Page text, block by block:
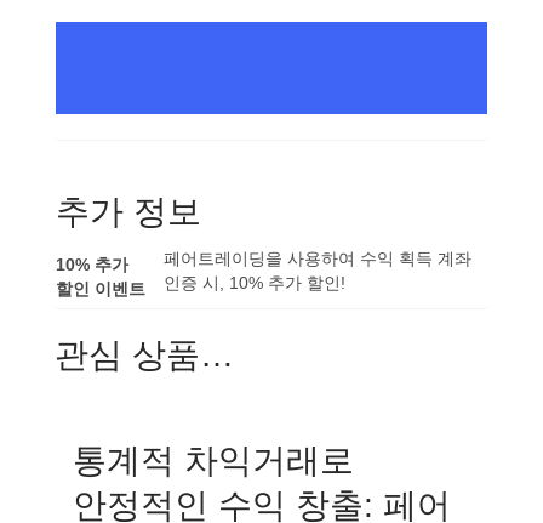
추가 정보
10% 추가
할인 이벤트
페어트레이딩을 사용하여 수익 획득 계좌
인증 시, 10% 추가 할인!
관심 상품…
통계적 차익거래로
안정적인 수익 창출: 페어